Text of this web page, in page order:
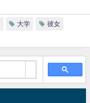
大学 彼女